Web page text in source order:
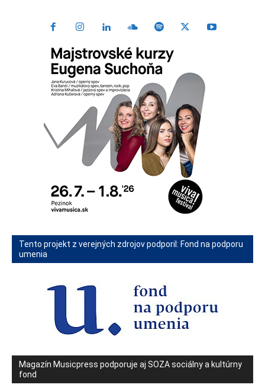
Tento projekt z verejných zdrojov podporil: Fond na podporu
umenia
Magazín Musicpress podporuje aj SOZA sociálny a kultúrny
fond